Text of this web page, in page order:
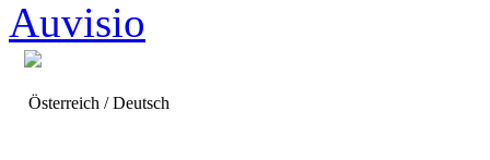
Österreich / Deutsch